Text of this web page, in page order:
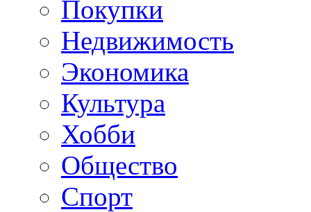
Покупки
Недвижимость
Экономика
Культура
Хобби
Общество
Спорт